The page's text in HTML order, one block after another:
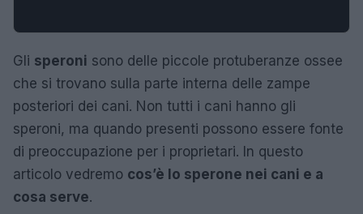
Gli speroni sono delle piccole protuberanze ossee
che si trovano sulla parte interna delle zampe
posteriori dei cani. Non tutti i cani hanno gli
speroni, ma quando presenti possono essere fonte
di preoccupazione per i proprietari. In questo
articolo vedremo cos’è lo sperone nei cani e a
cosa serve.